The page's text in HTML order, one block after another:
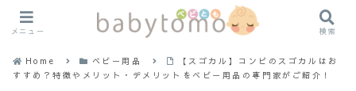
Home ベビー用品
【スゴカル】コンビのスゴカルはお
すすめ？特徴やメリット・デメリットをベビー用品の専門家がご紹介！
メニュー 検索